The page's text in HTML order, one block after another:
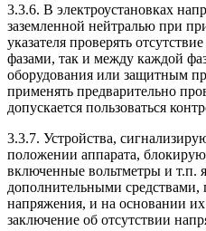
3.3.6. В электроустановках
заземленной нейтралью при
указателя проверять
фазами, так и между каждой
оборудования или защитным
применять предварительно
допускается пользоваться
3.3.7. Устройства,
положении аппарата,
включенные вольтметры и т.п.
дополнительными
напряжения, и на основании их
заключение об отсутствии